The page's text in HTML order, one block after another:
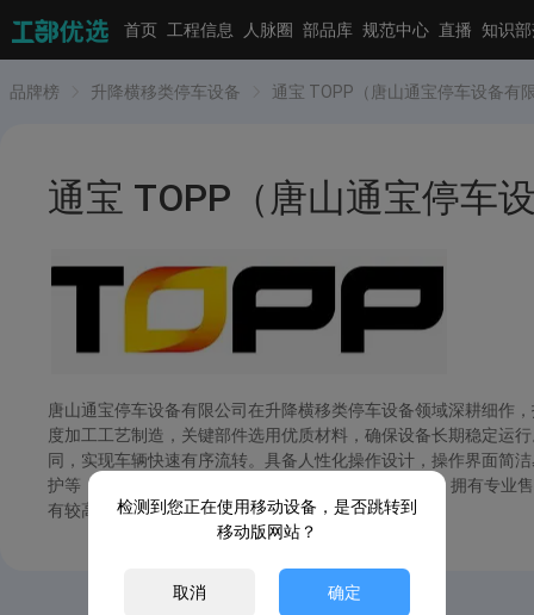
首页 工程信息 人脉圈 部品库 规范中心 直播 知识
品牌榜 升降横移类停车设备 通宝 TOPP（唐山通宝停车设备有
通宝 TOPP（唐山通宝停车
唐山通宝停车设备有限公司在升降横移类停车设备领域深耕细作
度加工工艺制造，关键部件选用优质材料，确保设备长期稳定运
同，实现车辆快速有序流转。具备人性化操作设计，操作界面简
护等，有效防止意外发生。通宝 TOPP 注重客户服务，拥有专业
有较高知名度与美誉度。
检测到您正在使用移动设备，是否跳转到
移动版网站？
取消 确定